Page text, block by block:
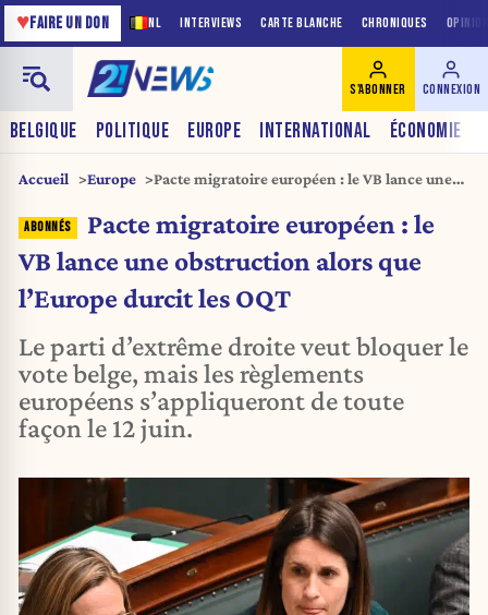
NL INTERVIEWS CARTE BLANCHE CHRONIQUES
♥FAIRE UN DON
BELGIQUE POLITIQUE EUROPE INTERNATIONAL ÉCONOMIE
S'ABONNER CONNEXION
Accueil Europe
Pacte migratoire européen : le VB lance une
Pacte migratoire européen : le
VB lance une obstruction alors que
l’Europe durcit les OQT
Le parti d’extrême droite veut bloquer le
vote belge, mais les règlements
européens s’appliqueront de toute
façon le 12 juin.